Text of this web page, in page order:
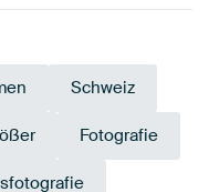
Schweiz
Fotografie